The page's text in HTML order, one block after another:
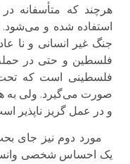
هرچند که متأسفانه
استفاده شده و
جنگ غیر انسانی و نا
فلسطین و حتی در
فلسطینی است که
صورت می‌گیرد. ولی به
و در عمل گریز ناپذیر
مورد دوم نیز جای
یک احساس شخصی